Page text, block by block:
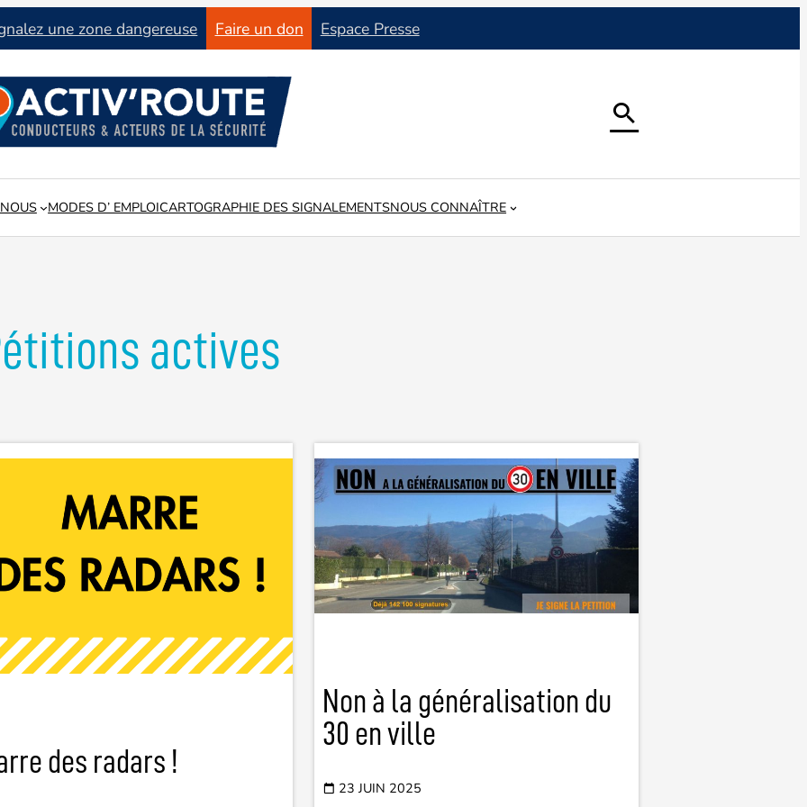
une zone dangereuse Faire un don Espace Presse

MODES D’ EMPLOICARTOGRAPHIE DES SIGNALEMENTSNOUS CONNAÎTRE
actives
des radars !
Non à la généralisation du
30 en ville
23 JUIN 2025